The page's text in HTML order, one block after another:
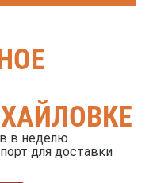
в неделю
для доставки